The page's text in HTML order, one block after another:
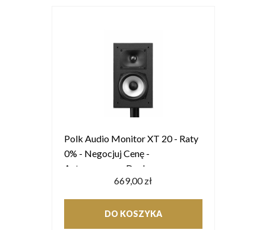
Polk Audio Monitor XT 20 - Raty
0% - Negocjuj Cenę -
Autoryzowany Dealer
669,00 zł
DO KOSZYKA